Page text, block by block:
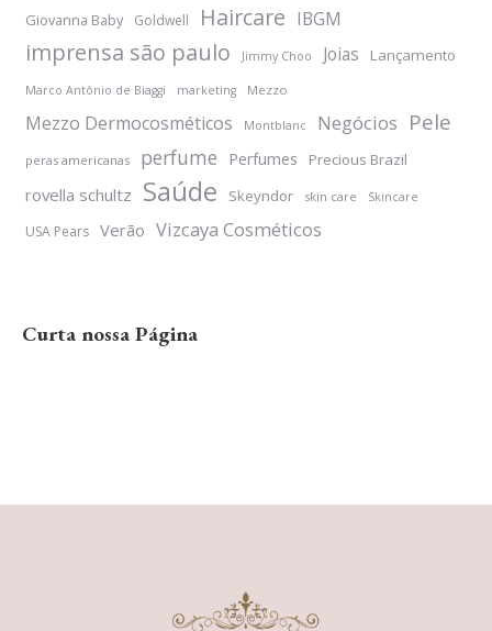
Giovanna Baby Goldwell Haircare IBGM
imprensa são paulo Jimmy Choo Joias Lançamento
Marco Antônio de Biaggi marketing Mezzo
Mezzo Dermocosméticos Montblanc Negócios Pele
peras americanas perfume Perfumes Precious Brazil
rovella schultz Saúde Skeyndor skin care Skincare
USA Pears Verão Vizcaya Cosméticos
Curta nossa Página